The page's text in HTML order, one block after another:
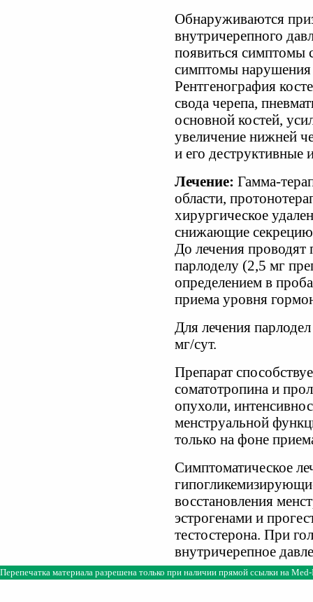
Обнаруживаются
внутричерепного
появиться симптомы
симптомы нарушения
Рентгенография
свода черепа,
основной костей,
увеличение нижней
и его деструктивные
Лечение: Гамма-
области,
хирургическое
снижающие секрецию
До лечения проводят
парлоделу (2,5 мг
определением в
приема уровня
Для лечения
мг/сут.
Препарат
соматотропина и
опухоли,
менструальной
только на фоне
Симптоматическое
восстановления
эстрогенами и
тестостерона. При
внутричерепное
Перепечатка материала разрешена только при наличии прямой ссылки на